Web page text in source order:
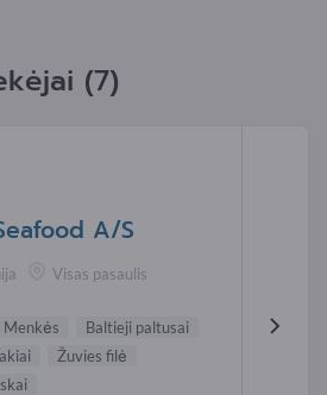
(7)
A/S
Visas pasaulis
Menkės
Baltieji paltusai
Žuvies filė